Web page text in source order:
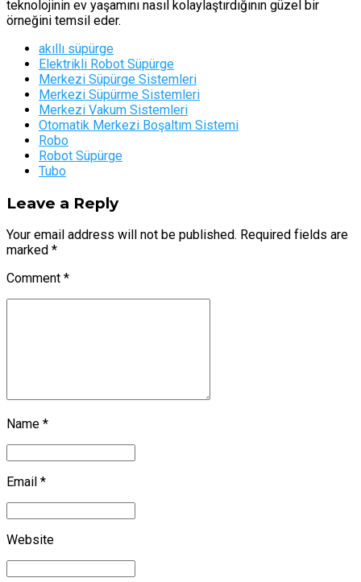
teknolojinin ev yaşamını nasıl kolaylaştırdığının güzel bir
örneğini temsil eder.
akıllı süpürge
Elektrikli Robot Süpürge
Merkezi Süpürge Sistemleri
Merkezi Süpürme Sistemleri
Merkezi Vakum Sistemleri
Otomatik Merkezi Boşaltım Sistemi
Robo
Robot Süpürge
Tubo
Leave a Reply
Your email address will not be published. Required fields are
marked *
Comment *
Name *
Email *
Website